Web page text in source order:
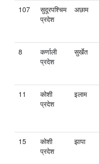
107
सुदूरपश्चिम
प्रदेश
अछाम
8
कर्णाली
प्रदेश
सुर्खेत
11
कोशी
प्रदेश
इलाम
15
कोशी
प्रदेश
झापा